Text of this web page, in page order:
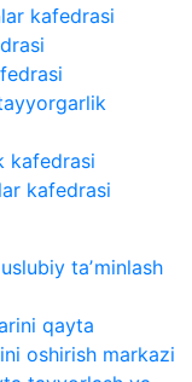
kafedrasi
kafedrasi
kafedrasi
taʼminlash
qayta
oshirish markazi